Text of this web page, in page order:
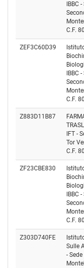
IBBC
C.F.
ZEF3C60D39
IBBC
C.F.
Z883D11B87
IFT -
Tor
C.F.
ZF23CBE830
IBBC
C.F.
Z303D740FE
Sulle
- Sede